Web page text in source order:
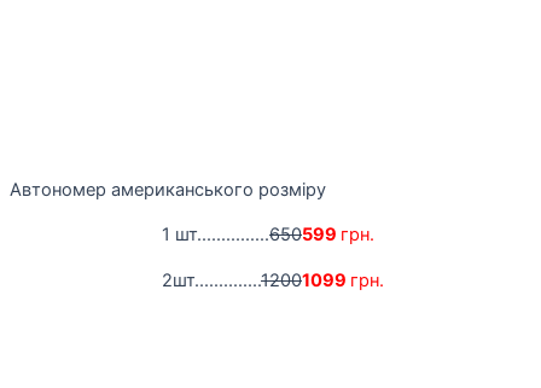
Автономер американського розміру
1 шт...............650599 грн.
2шт..............12001099 грн.